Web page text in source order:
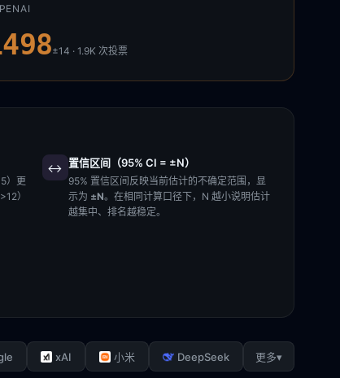
±14 · 1.9K次投票
）更
>12）
↔️ 置信区间（95% CI = ±N）
95% 置信区间反映当前估计的不确定范围，显
示为 ±N。在相同计算口径下，N 越小说明估计
越集中、排名越稳定。
xAI 小米 DeepSeek 更多▾